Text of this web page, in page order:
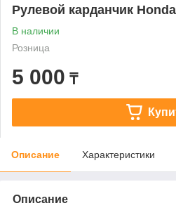
Рулевой карданчик
В наличии
Розница
5 000 ₸
Описание Характеристики
Описание